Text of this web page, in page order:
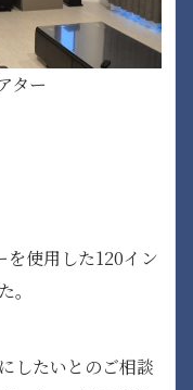
ター
を使用した120イン
したいとのご相談